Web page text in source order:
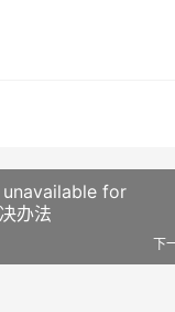
unavailable for
办法
下